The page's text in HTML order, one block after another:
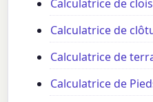
Calculatrice de
Calculatrice de
Calculatrice de
Calculatrice de